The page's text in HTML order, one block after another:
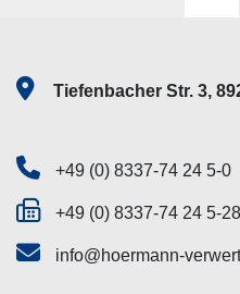
Tiefenbacher Str. 3,
+49 (0) 8337-74 24 5-0
+49 (0) 8337-74 24 5-28
info@hoermann-